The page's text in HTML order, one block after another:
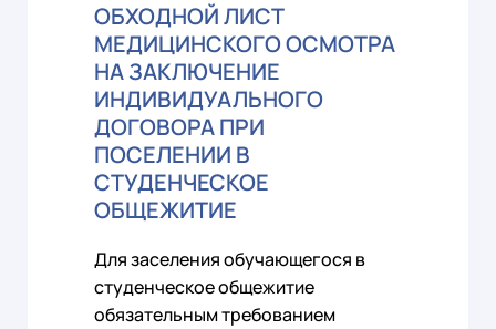
ОБХОДНОЙ ЛИСТ
МЕДИЦИНСКОГО ОСМОТРА
НА ЗАКЛЮЧЕНИЕ
ИНДИВИДУАЛЬНОГО
ДОГОВОРА ПРИ
ПОСЕЛЕНИИ В
СТУДЕНЧЕСКОЕ
ОБЩЕЖИТИЕ
Для заселения обучающегося в
студенческое общежитие
обязательным требованием